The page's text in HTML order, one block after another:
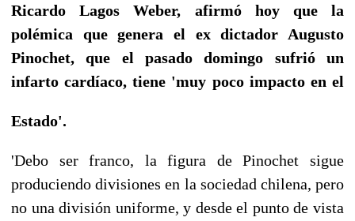
Ricardo Lagos Weber, afirmó hoy que la
polémica que genera el ex dictador Augusto
Pinochet, que el pasado domingo sufrió un
infarto cardíaco, tiene 'muy poco impacto en el
Estado'.
'Debo ser franco, la figura de Pinochet sigue
produciendo divisiones en la sociedad chilena, pero
no una división uniforme, y desde el punto de vista